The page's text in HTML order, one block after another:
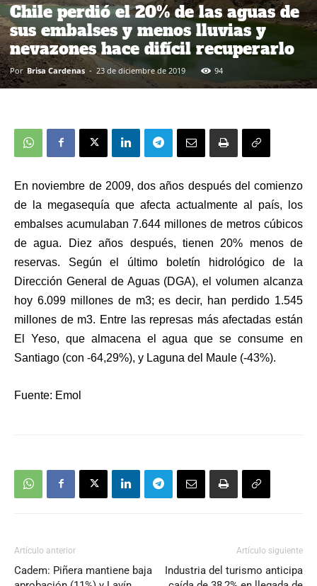
Chile perdió el 20% de las aguas de
sus embalses y menos lluvias y
nevazones hace difícil recuperarlo
Por Brisa Cardenas - 23 de diciembre de 2019 94
En noviembre de 2009, dos años después del comienzo
de la megasequía que afecta actualmente al país, los
embalses acumulaban 7.644 millones de metros cúbicos
de agua. Diez años después, tienen 20% menos de
reservas. Según el último boletín hidrológico de la
Dirección General de Aguas (DGA), el volumen alcanza
hoy 6.099 millones de m3; es decir, han perdido 1.545
millones de m3. Entre las represas más afectadas están
El Yeso, que almacena el agua que se consume en
Santiago (con -64,29%), y Laguna del Maule (-43%).
Fuente: Emol
Artículo anterior
Cadem: Piñera mantiene baja
Artículo siguiente
Industria del turismo anticipa